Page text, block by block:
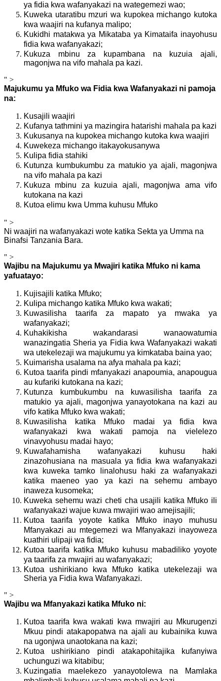
ya fidia kwa wafanyakazi na wategemezi wao;
Kuweka utaratibu mzuri wa kupokea michango kutoka
kwa waajiri na kufanya malipo;
Kukidhi matakwa ya Mikataba ya Kimataifa inayohusu
fidia kwa wafanyakazi;
Kukuza mbinu za kupambana na kuzuia ajali,
magonjwa na vifo mahala pa kazi.
" >
Majukumu ya Mfuko wa Fidia kwa Wafanyakazi ni pamoja
na:
Kusajili waajiri
Kufanya tathmini ya mazingira hatarishi mahala pa kazi
Kukusanya na kupokea michango kutoka kwa waajiri
Kuwekeza michango itakayokusanywa
Kulipa fidia stahiki
Kutunza kumbukumbu za matukio ya ajali, magonjwa
na vifo mahala pa kazi
Kukuza mbinu za kuzuia ajali, magonjwa ama vifo
kutokana na kazi
Kutoa elimu kwa Umma kuhusu Mfuko
" >
Ni waajiri na wafanyakazi wote katika Sekta ya Umma na
Binafsi Tanzania Bara.
" >
Wajibu na Majukumu ya Mwajiri katika Mfuko ni kama
yafuatayo:
Kujisajili katika Mfuko;
Kulipa michango katika Mfuko kwa wakati;
Kuwasilisha taarifa za mapato ya mwaka ya
wafanyakazi;
Kuhakikisha wakandarasi wanaowatumia
wanazingatia Sheria ya Fidia kwa Wafanyakazi wakati
wa utekelezaji wa majukumu ya kimkataba baina yao;
Kuimarisha usalama na afya mahala pa kazi;
Kutoa taarifa pindi mfanyakazi anapoumia, anapougua
au kufariki kutokana na kazi;
Kutunza kumbukumbu na kuwasilisha taarifa za
matukio ya ajali, magonjwa yanayotokana na kazi au
vifo katika Mfuko kwa wakati;
Kuwasilisha katika Mfuko madai ya fidia kwa
wafanyakazi kwa wakati pamoja na vielelezo
vinavyohusu madai hayo;
Kuwafahamisha wafanyakazi kuhusu haki
zinazohusiana na masuala ya fidia kwa wafanyakazi
kwa kuweka tamko linalohusu haki za wafanyakazi
katika maeneo yao ya kazi na sehemu ambayo
inaweza kusomeka;
Kuweka sehemu wazi cheti cha usajili katika Mfuko ili
wafanyakazi wajue kuwa mwajiri wao amejisajili;
Kutoa taarifa yoyote katika Mfuko inayo muhusu
Mfanyakazi au mtegemezi wa Mfanyakazi inayoweza
kuathiri ulipaji wa fidia;
Kutoa taarifa katika Mfuko kuhusu mabadiliko yoyote
ya taarifa za mwajiri au wafanyakazi;
Kutoa ushirikiano kwa Mfuko katika utekelezaji wa
Sheria ya Fidia kwa Wafanyakazi.
" >
Wajibu wa Mfanyakazi katika Mfuko ni:
Kutoa taarifa kwa wakati kwa mwajiri au Mkurugenzi
Mkuu pindi atakapopatwa na ajali au kubainika kuwa
na ugonjwa unaotokana na kazi;
Kutoa ushirikiano pindi atakapohitajika kufanyiwa
uchunguzi wa kitabibu;
Kuzingatia maelekezo yanayotolewa na Mamlaka